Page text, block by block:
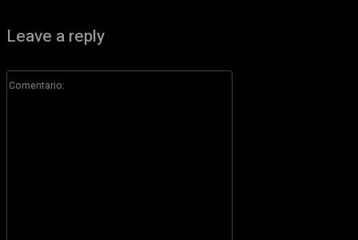
Leave a reply
Comentario: